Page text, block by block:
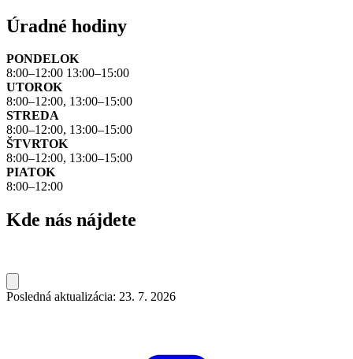
Úradné hodiny
PONDELOK
8:00–12:00 13:00–15:00
UTOROK
8:00–12:00, 13:00–15:00
STREDA
8:00–12:00, 13:00–15:00
ŠTVRTOK
8:00–12:00, 13:00–15:00
PIATOK
8:00–12:00
Kde nás nájdete
Posledná aktualizácia: 23. 7. 2026